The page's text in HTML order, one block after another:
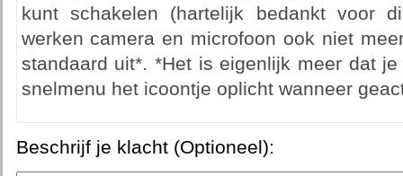
kunt schakelen (hartelijk bedankt voor
werken camera en microfoon ook niet
standaard uit*. *Het is eigenlijk meer dat
snelmenu het icoontje oplicht wanneer
Beschrijf je klacht (Optioneel):